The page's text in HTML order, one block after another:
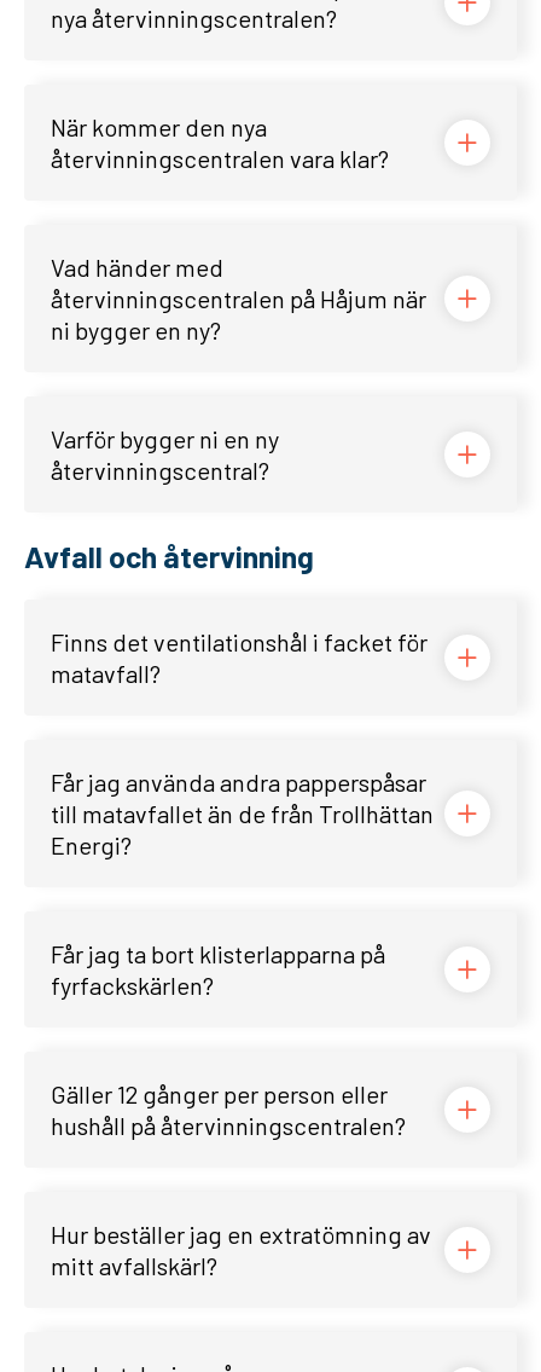
nya återvinningscentralen?
När kommer den nya
återvinningscentralen vara klar?
Vad händer med
återvinningscentralen på Håjum när
ni bygger en ny?
Varför bygger ni en ny
återvinningscentral?
Avfall och återvinning
Finns det ventilationshål i facket för
matavfall?
Får jag använda andra papperspåsar
till matavfallet än de från Trollhättan
Energi?
Får jag ta bort klisterlapparna på
fyrfackskärlen?
Gäller 12 gånger per person eller
hushåll på återvinningscentralen?
Hur beställer jag en extratömning av
mitt avfallskärl?